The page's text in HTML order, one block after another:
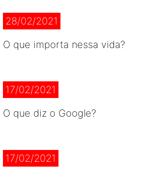
28/02/2021
O que importa nessa vida?
17/02/2021
O que diz o Google?
17/02/2021